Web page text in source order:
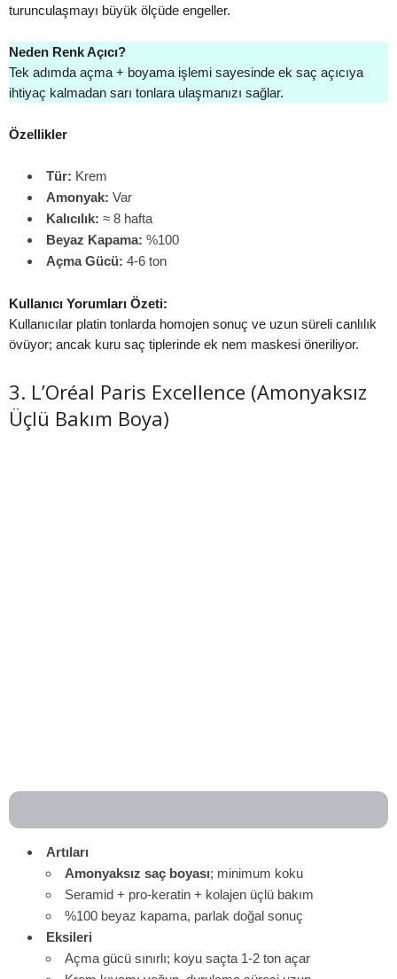
turunculaşmayı büyük ölçüde engeller.
Neden Renk Açıcı?
Tek adımda açma + boyama işlemi sayesinde ek saç açıcıya
ihtiyaç kalmadan sarı tonlara ulaşmanızı sağlar.
Özellikler
Tür: Krem
Amonyak: Var
Kalıcılık: ≈ 8 hafta
Beyaz Kapama: %100
Açma Gücü: 4-6 ton
Kullanıcı Yorumları Özeti:
Kullanıcılar platin tonlarda homojen sonuç ve uzun süreli canlılık
övüyor; ancak kuru saç tiplerinde ek nem maskesi öneriliyor.
3. L’Oréal Paris Excellence (Amonyaksız
Üçlü Bakım Boya)
Artıları
Amonyaksız saç boyası; minimum koku
Seramid + pro-keratin + kolajen üçlü bakım
%100 beyaz kapama, parlak doğal sonuç
Eksileri
Açma gücü sınırlı; koyu saçta 1-2 ton açar